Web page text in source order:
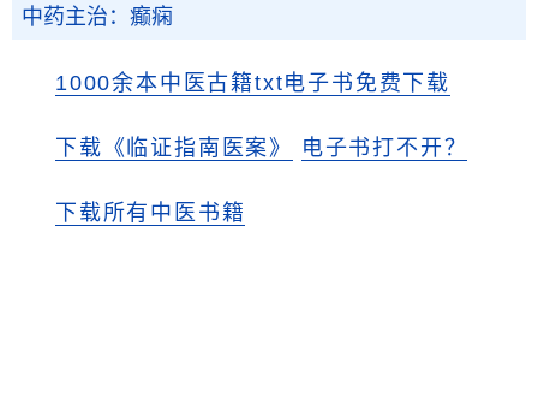
中药主治：癫痫
1000余本中医古籍txt电子书免费下载
下载《临证指南医案》 电子书打不开？
下载所有中医书籍